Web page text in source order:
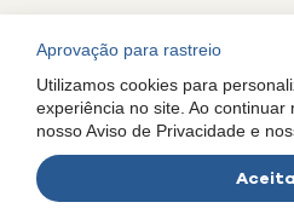
Aprovação para rastreio
Utilizamos cookies para
experiência no site. Ao
nosso Aviso de Privacidade e